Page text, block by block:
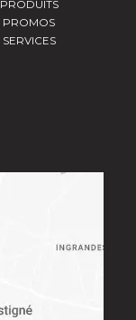
PRODUITS
PROMOS
SERVICES